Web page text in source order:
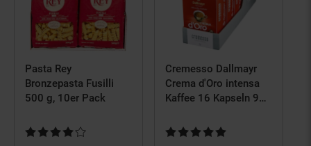
Pasta Rey
Bronzepasta Fusilli
500 g, 10er Pack
Kundenbewertung: 4,17 von 5 Sternen
Cremesso Dallmayr
Crema d'Oro intensa
Kaffee 16 Kapseln 91
Kundenbewertung: 4,83 von 5